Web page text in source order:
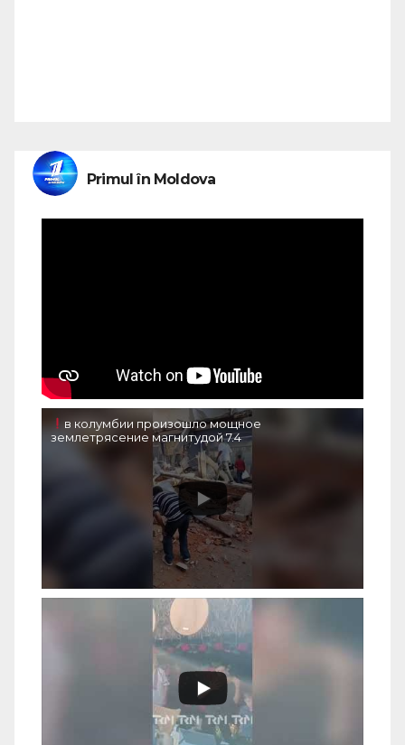
Primul în Moldova
в колумбии произошло мощное
землетрясение магнитудой 7.4